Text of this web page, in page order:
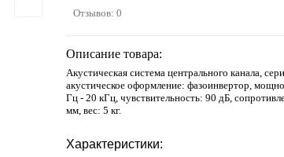
Отзывов: 0
Описание товара:
Акустическая система центрального канала,
акустическое оформление: фазоинвертор,
Гц - 20 кГц, чувствительность: 90 дБ,
мм, вес: 5 кг.
Характеристики: